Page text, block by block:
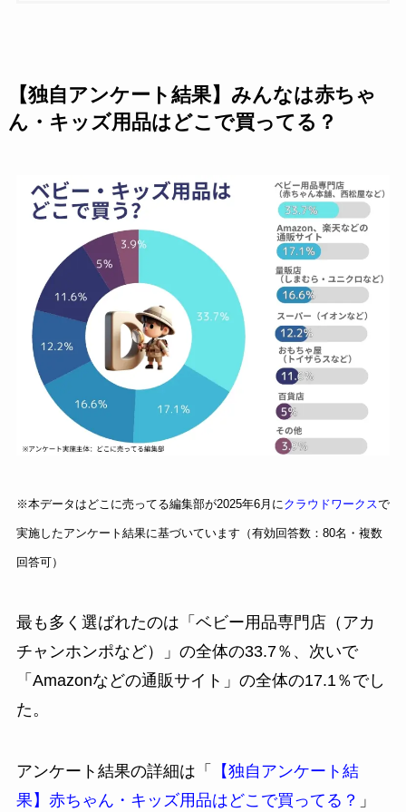
【独自アンケート結果】みんなは赤ちゃ
ん・キッズ用品はどこで買ってる？
※本データはどこに売ってる編集部が2025年6月にクラウドワークスで
実施したアンケート結果に基づいています（有効回答数：80名・複数
回答可）
最も多く選ばれたのは「ベビー用品専門店（アカ
チャンホンポなど）」の全体の33.7％、次いで
「Amazonなどの通販サイト」の全体の17.1％でし
た。
アンケート結果の詳細は「
【独自アンケート結
果】赤ちゃん・キッズ用品はどこで買ってる？ 」